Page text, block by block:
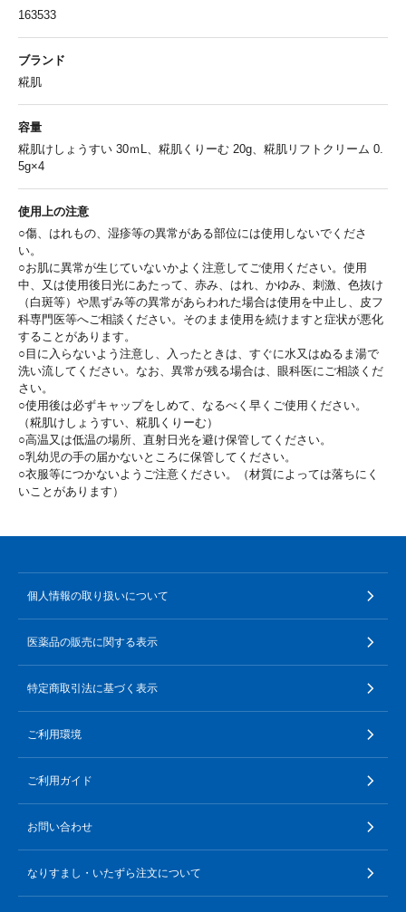
163533
ブランド
糀肌
容量
糀肌けしょうすい 30ｍL、糀肌くりーむ 20g、糀肌リフトクリーム 0.
5g×4
使用上の注意
○傷、はれもの、湿疹等の異常がある部位には使用しないでくださ
い。
○お肌に異常が生じていないかよく注意してご使用ください。使用
中、又は使用後日光にあたって、赤み、はれ、かゆみ、刺激、色抜け
（白斑等）や黒ずみ等の異常があらわれた場合は使用を中止し、皮フ
科専門医等へご相談ください。そのまま使用を続けますと症状が悪化
することがあります。
○目に入らないよう注意し、入ったときは、すぐに水又はぬるま湯で
洗い流してください。なお、異常が残る場合は、眼科医にご相談くだ
さい。
○使用後は必ずキャップをしめて、なるべく早くご使用ください。
（糀肌けしょうすい、糀肌くりーむ）
○高温又は低温の場所、直射日光を避け保管してください。
○乳幼児の手の届かないところに保管してください。
○衣服等につかないようご注意ください。（材質によっては落ちにく
いことがあります）
個人情報の取り扱いについて
医薬品の販売に関する表示
特定商取引法に基づく表示
ご利用環境
ご利用ガイド
お問い合わせ
なりすまし・いたずら注文について